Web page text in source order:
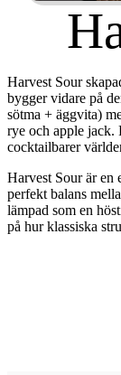
Harvest Sour
bygger vidare på
sötma + äggvita)
rye och apple jack.
cocktailbarer
Harvest Sourär en
perfekt balans
lämpad som en
på hur klassiska